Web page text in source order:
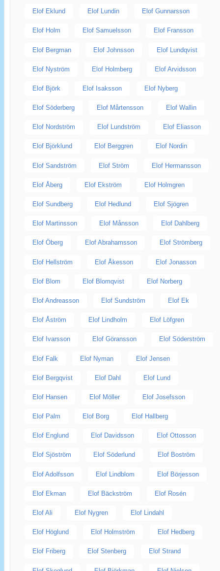
Elof Eklund Elof Lundin Elof Gunnarsson
Elof Holm Elof Samuelsson Elof Fransson
Elof Bergman Elof Johnsson Elof Lundqvist
Elof Nyström Elof Holmberg Elof Arvidsson
Elof Björk Elof Isaksson Elof Nyberg
Elof Söderberg Elof Mårtensson Elof Wallin
Elof Nordström Elof Lundström Elof Eliasson
Elof Björklund Elof Berggren Elof Nordin
Elof Sandström Elof Ström Elof Hermansson
Elof Åberg Elof Ekström Elof Holmgren
Elof Sundberg Elof Hedlund Elof Sjögren
Elof Martinsson Elof Månsson Elof Dahlberg
Elof Öberg Elof Abrahamsson Elof Strömberg
Elof Hellström Elof Åkesson Elof Jonasson
Elof Blom Elof Blomqvist Elof Norberg
Elof Andreasson Elof Sundström Elof Ek
Elof Åström Elof Lindholm Elof Löfgren
Elof Ivarsson Elof Göransson Elof Söderström
Elof Falk Elof Nyman Elof Jensen
Elof Bergqvist Elof Dahl Elof Lund
Elof Hansen Elof Möller Elof Josefsson
Elof Palm Elof Borg Elof Hallberg
Elof Englund Elof Davidsson Elof Ottosson
Elof Sjöström Elof Söderlund Elof Boström
Elof Adolfsson Elof Lindblom Elof Börjesson
Elof Ekman Elof Bäckström Elof Rosén
Elof Ali Elof Nygren Elof Lindahl
Elof Höglund Elof Holmström Elof Hedberg
Elof Friberg Elof Stenberg Elof Strand